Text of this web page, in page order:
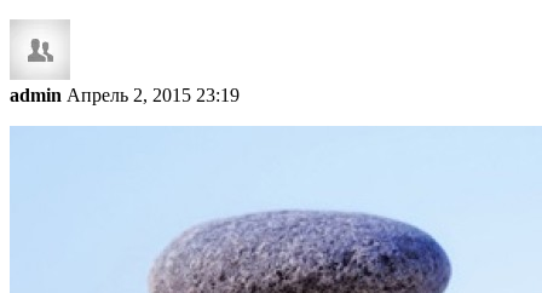
admin Апрель 2, 2015 23:19